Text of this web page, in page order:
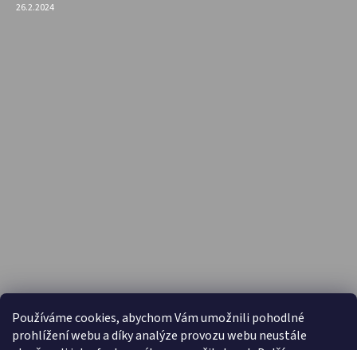
Používáme cookies, abychom Vám umožnili pohodlné
prohlížení webu a díky analýze provozu webu neustále
26.2.2024
PŘIJÍMÁME ONLINE PLATBY